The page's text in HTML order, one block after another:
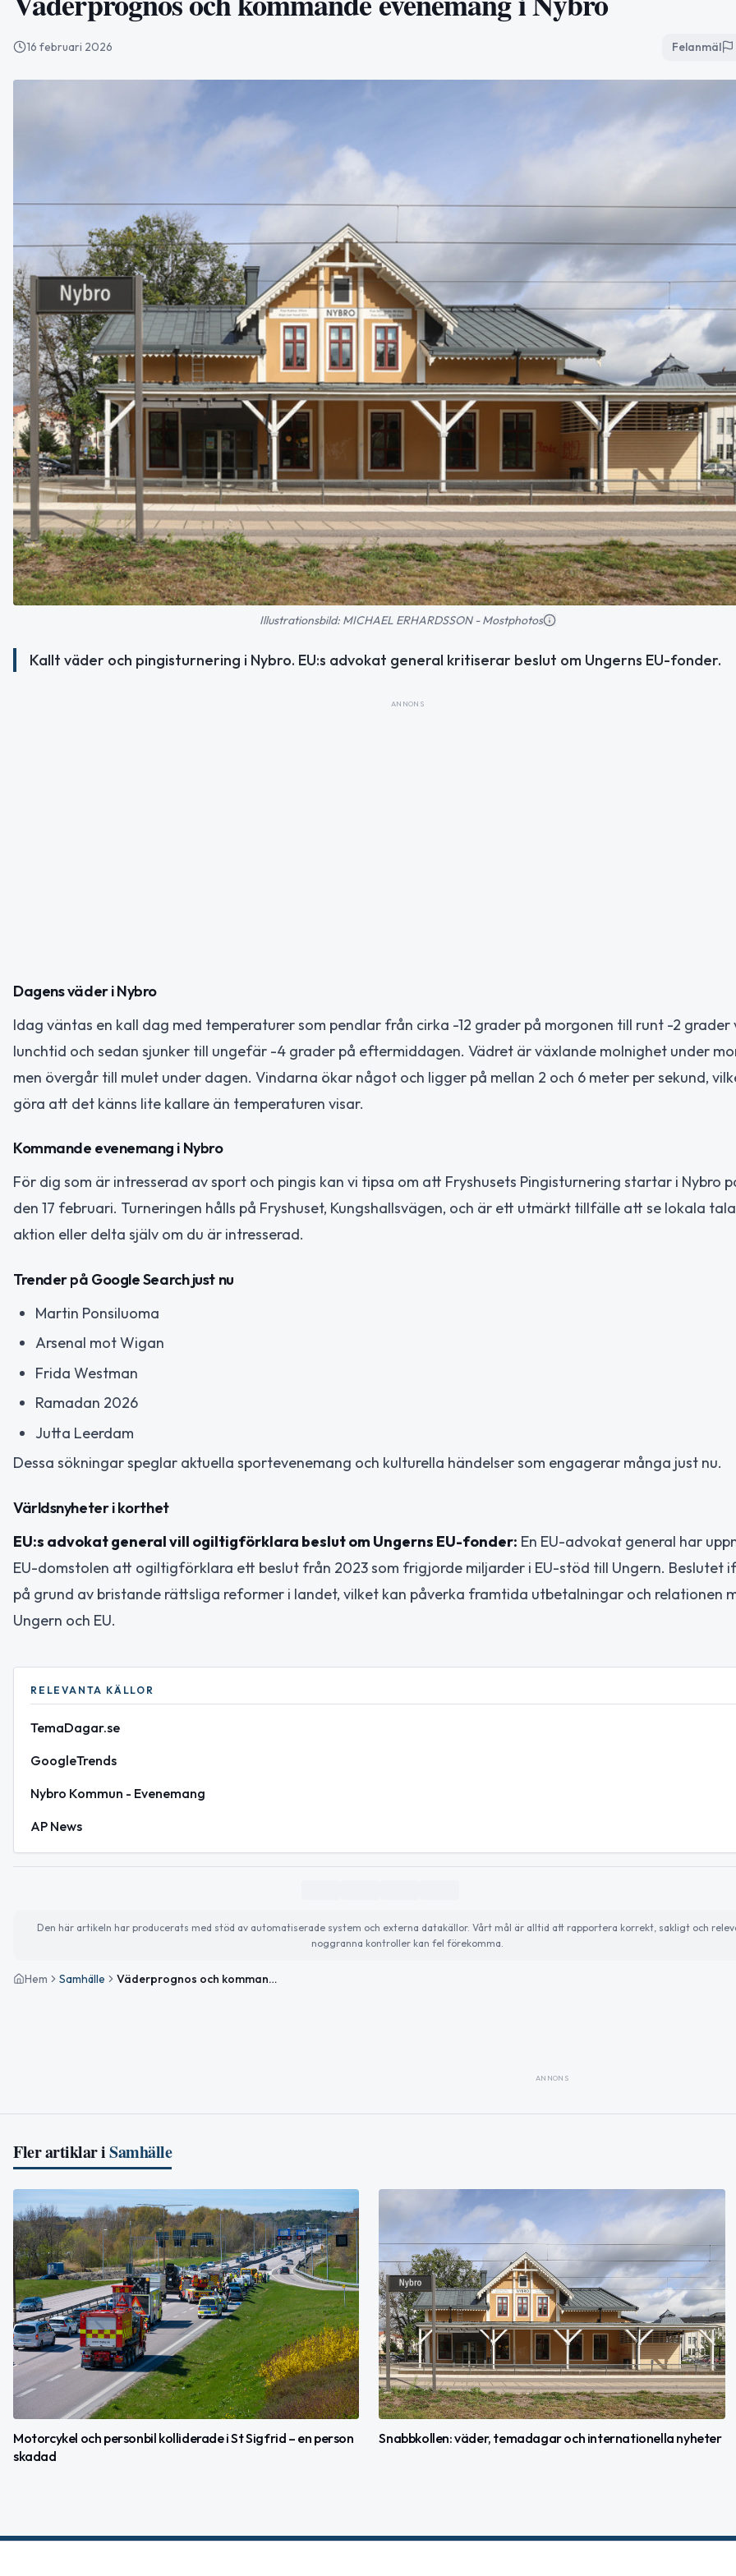
16 februari 2026 Felanmäl
Illustrationsbild: MICHAEL ERHARDSSON - Mostphotos
Kallt väder och pingisturnering i Nybro. EU:s advokat general kritiserar beslut om Ungerns EU-fonder.
ANNONS
Dagens väder i Nybro
Idag väntas en kall dag med temperaturer som pendlar från cirka -12 grader på morgonen till runt -2 grader
lunchtid och sedan sjunker till ungefär -4 grader på eftermiddagen. Vädret är växlande molnighet under
men övergår till mulet under dagen. Vindarna ökar något och ligger på mellan 2 och 6 meter per sekund,
göra att det känns lite kallare än temperaturen visar.
Kommande evenemang i Nybro
För dig som är intresserad av sport och pingis kan vi tipsa om att Fryshusets Pingisturnering startar i Nybro
den 17 februari. Turneringen hålls på Fryshuset, Kungshallsvägen, och är ett utmärkt tillfälle att se lokala
aktion eller delta själv om du är intresserad.
Trender på Google Search just nu
Martin Ponsiluoma
Arsenal mot Wigan
Frida Westman
Ramadan 2026
Jutta Leerdam
Dessa sökningar speglar aktuella sportevenemang och kulturella händelser som engagerar många just nu.
Världsnyheter i korthet
EU:s advokat general vill ogiltigförklara beslut om Ungerns EU-fonder: En EU-advokat general har
EU-domstolen att ogiltigförklara ett beslut från 2023 som frigjorde miljarder i EU-stöd till Ungern. Beslutet
på grund av bristande rättsliga reformer i landet, vilket kan påverka framtida utbetalningar och relationen
Ungern och EU.
RELEVANTA KÄLLOR
TemaDagar.se
GoogleTrends
Nybro Kommun - Evenemang
AP News
Den här artikeln har producerats med stöd av automatiserade system och externa datakällor. Vårt mål är alltid att rapportera korrekt, sakligt och
noggranna kontroller kan fel förekomma.
Hem Samhälle Väderprognos och kommande evenemang i Nybro
ANNONS
Fler artiklar iSamhälle
Motorcykel och personbil kolliderade i St Sigfrid – en person
skadad
Snabbkollen: väder, temadagar och internationella nyheter